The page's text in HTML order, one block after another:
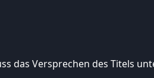
das Versprechen des Titels